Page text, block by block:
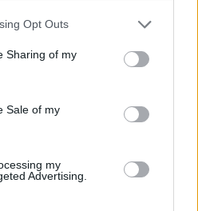
Opt Outs
Sharing of my
Sale of my
my
Advertising.
Vai all'archivio delle vignette
4 nuove